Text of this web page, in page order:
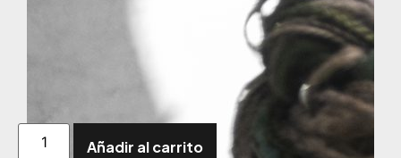
Añadir al carrito